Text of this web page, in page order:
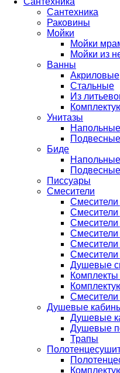
Сантехника
Раковины
Мойки
Мойки
Мойки из
Ванны
Акриловые
Стальные
Из
Унитазы
Напольные
Подвесные
Биде
Напольные
Подвесные
Писсуары
Смесители
Смесители
Смесители
Душевые
Комплекты
Душевые
Душевые
Душевые
Трапы